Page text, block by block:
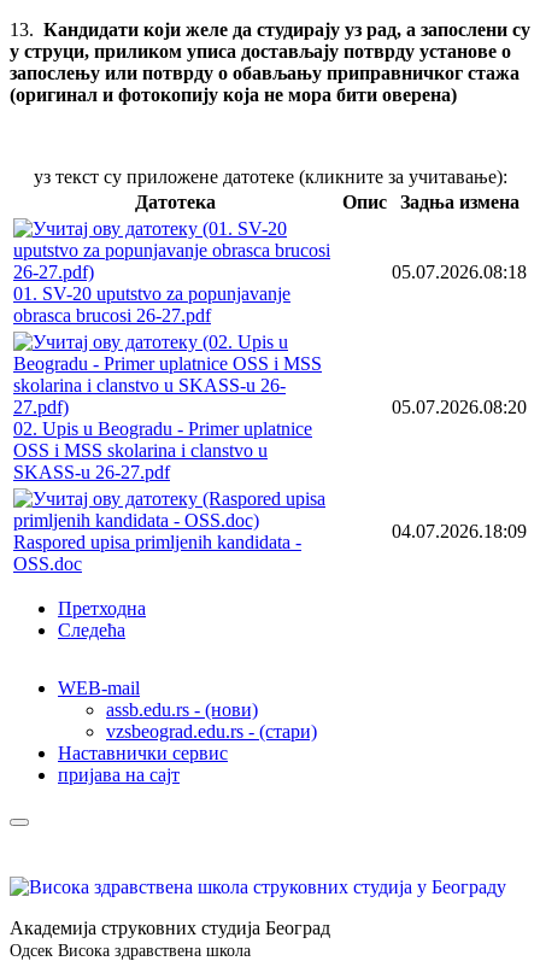
13. Кандидати који желе да студирају уз рад, а запослени су
у струци, приликом уписа достављају потврду установе о
запослењу или потврду о обављању приправничког стажа
(оригинал и фотокопију која не мора бити оверена)
уз текст су приложене датотеке (кликните за учитавање):
Датотека
Опис Задња измена
01. SV-20 uputstvo za popunjavanje
obrasca brucosi 26-27.pdf
05.07.2026.08:18
02. Upis u Beogradu - Primer uplatnice
OSS i MSS skolarina i clanstvo u
SKASS-u 26-27.pdf
05.07.2026.08:20
Raspored upisa primljenih kandidata -
OSS.doc
04.07.2026.18:09
Претходна
Следећа
WEB-mail
assb.edu.rs - (нови)
vzsbeograd.edu.rs - (стари)
Наставнички сервис
пријава на сајт
Академија струковних студија Београд
Одсек Висока здравствена школа